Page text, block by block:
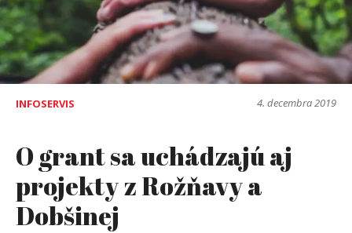
INFOSERVIS 4. decembra 2019
O grant sa uchádzajú aj
projekty z Rožňavy a
Dobšinej